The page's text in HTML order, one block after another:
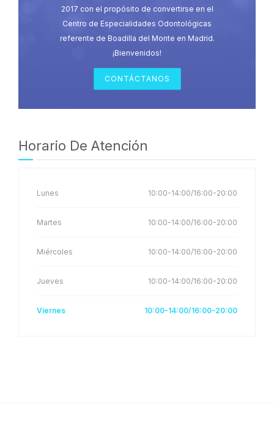
2017 con el propósito de convertirse en el
Centro de Especialidades Odontológicas
referente de Boadilla del Monte en Madrid.
¡Bienvenidos!
CONTÁCTANOS
Horario De Atención
Lunes 10:00-14:00/16:00-20:00
Martes 10:00-14:00/16:00-20:00
Miércoles 10:00-14:00/16:00-20:00
Jueves 10:00-14:00/16:00-20:00
Viernes 10:00-14:00/16:00-20:00